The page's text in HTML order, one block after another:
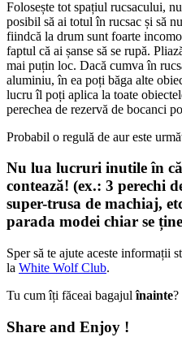
Folosește tot spațiul rucsacului,
posibil să ai totul în rucsac și să
fiindcă la drum sunt foarte
faptul că ai șanse să se rupă.
mai puțin loc. Dacă cumva în
aluminiu, în ea poți băga alte
lucru îl poți aplica la toate
perechea de rezervă de bocanci
Probabil o regulă de aur este
Nu lua lucruri inutile în
contează! (ex.: 3 perechi
super-trusa de machiaj,
parada modei chiar se
Sper să te ajute aceste informații
la White Wolf Club.
Tu cum îți făceai bagajulînainte?
Share and Enjoy !